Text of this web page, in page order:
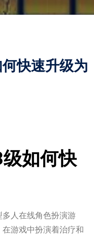
快速升级为
如何快
人在线角色扮演游
游戏中扮演着治疗和